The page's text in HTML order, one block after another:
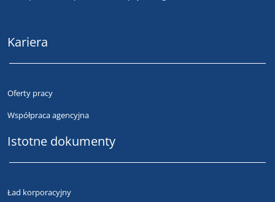
Kariera
Oferty pracy
Współpraca agencyjna
Istotne dokumenty
Ład korporacyjny